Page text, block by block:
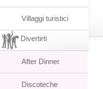
Villaggi turistici
Divertirti
After Dinner
Discoteche